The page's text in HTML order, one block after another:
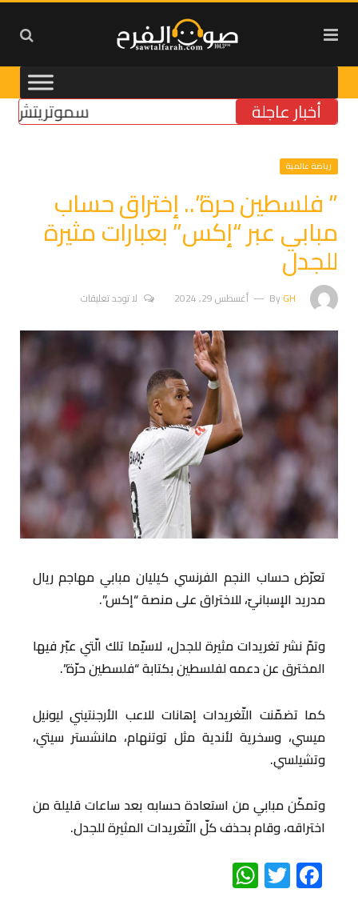
أخبار عاجلة سموتريتش:
رياضة عالمية
” فلسطين حرة”.. إختراق حساب
مبابي عبر “إكس” بعبارات مثيرة
للجدل
ByGH أغسطس 29, 2024 لا توجد تعليقات
تعرّض حساب النجم الفرنسي كيليان مبابي مهاجم ريال
مدريد الإسبانيّ، للاختراق على منصة “إكس”.
وتمّ نشر تغريدات مثيرة للجدل، لاسيّما تلك الّتي عبّر فيها
المخترق عن دعمه لفلسطين بكتابة “فلسطين حرّة”.
كما تضمّنت التّغريدات إهانات للاعب الأرجنتيني ليونيل
ميسي، وسخرية لأندية مثل توتنهام، مانشستر سيتي،
وتشيلسي.
وتمكّن مبابي من استعادة حسابه بعد ساعات قليلة من
اختراقه، وقام بحذف كلّ التّغريدات المثيرة للجدل.
Facebook
Twitter
WhatsApp